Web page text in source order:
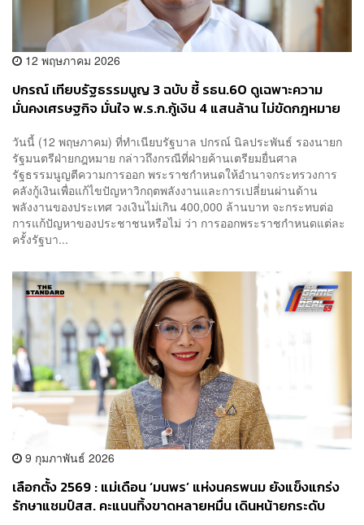
12 พฤษภาคม 2026
ปกรณ์ เทียบรัฐธรรมนูญ 3 ฉบับ ชี้ รธน.60 ดูเฉพาะความ
มั่นคงเศรษฐกิจ มั่นใจ พ.ร.ก.กู้เงิน 4 แสนล้าน ไม่ขัดกฎหมาย
วันนี้ (12 พฤษภาคม) ที่ทำเนียบรัฐบาล ปกรณ์ นิลประพันธ์ รองนายก
รัฐมนตรีฝ่ายกฎหมาย กล่าวถึงกรณีที่ฝ่ายค้านเตรียมยื่นศาล
รัฐธรรมนูญตีความการออก พระราชกำหนดให้อำนาจกระทรวงการ
คลังกู้เงินเพื่อแก้ไขปัญหาวิกฤตพลังงานและการเปลี่ยนผ่านด้าน
พลังงานของประเทศ วงเงินไม่เกิน 400,000 ล้านบาท จะกระทบต่อ
การแก้ปัญหาของประชาชนหรือไม่ ว่า การออกพระราชกำหนดแต่ละ
ครั้งรัฐบา...
9 กุมภาพันธ์ 2026
เลือกตั้ง 2569 : แม่เดือน ‘มนพร’ แห่งนครพนม ยังแข็งแกร่ง
รักษาแชมป์สส. คะแนนทิ้งขาดหลายหมื่น เดินหน้ายกระดับ